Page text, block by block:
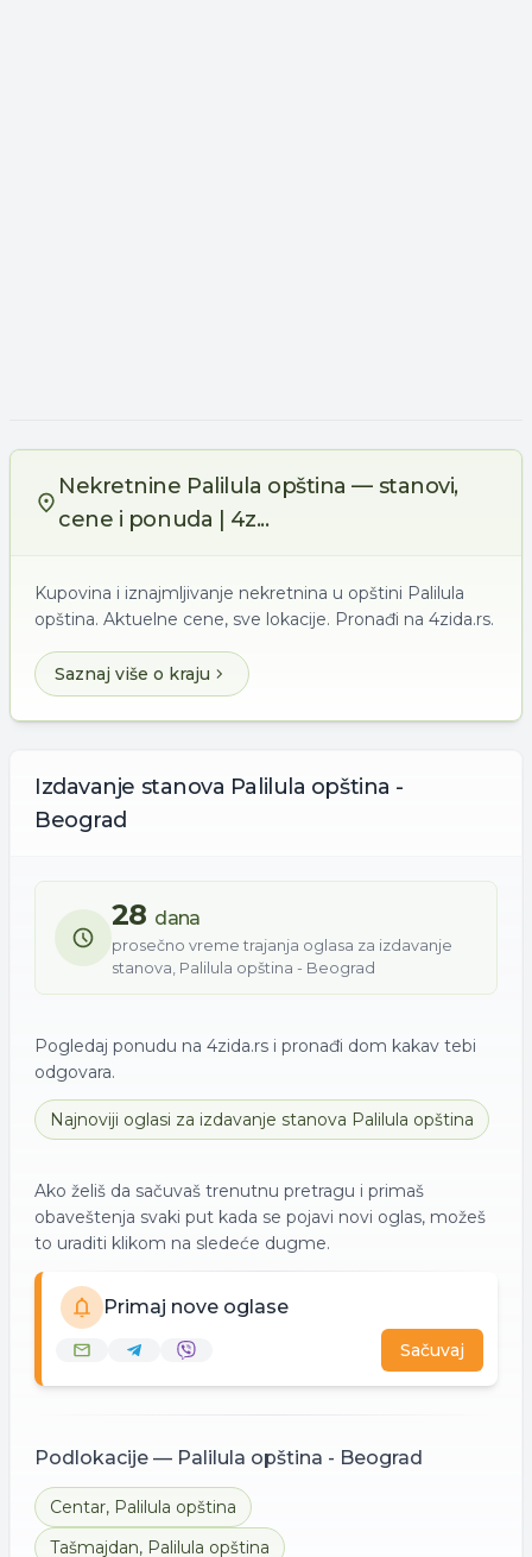
Nekretnine Palilula opština — stanovi,
cene i ponuda | 4z...
Kupovina i iznajmljivanje nekretnina u opštini Palilula
opština. Aktuelne cene, sve lokacije. Pronađi na 4zida.rs.
Saznaj više o kraju
Izdavanje stanova Palilula opština -
Beograd
28 dana
prosečno vreme trajanja oglasa za izdavanje
stanova, Palilula opština - Beograd
Pogledaj ponudu na 4zida.rs i pronađi dom kakav tebi
odgovara.
Najnoviji oglasi za izdavanje stanova Palilula opština
Ako želiš da sačuvaš trenutnu pretragu i primaš
obaveštenja svaki put kada se pojavi novi oglas, možeš
to uraditi klikom na sledeće dugme.
Primaj nove oglase
Sačuvaj
Podlokacije — Palilula opština - Beograd
Centar, Palilula opština
Tašmajdan, Palilula opština